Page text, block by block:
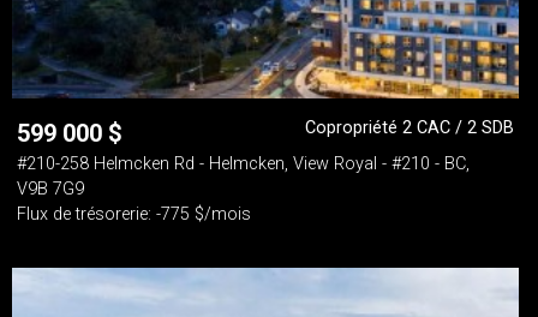
599 000 $
Copropriété 2 CAC / 2 SDB
#210-258 Helmcken Rd - Helmcken, View Royal - #210 - BC,
V9B 7G9
Flux de trésorerie: -775 $/mois